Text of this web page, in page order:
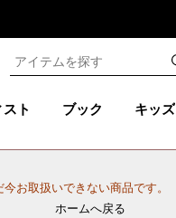
ト ブック キッズ
お取扱いできない商品です。
ホームへ戻る